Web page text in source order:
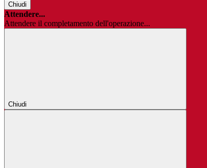
Chiudi
Attendere...
Attendere il completamento dell'operazione...
Chiudi